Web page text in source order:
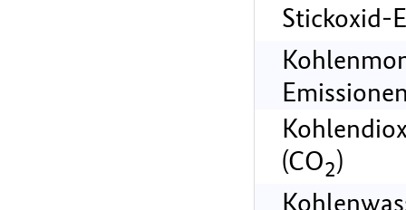
Stickoxid-
(CO2)